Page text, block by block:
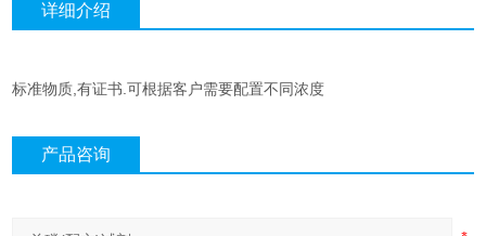
详细介绍
标准物质,有证书.可根据客户需要配置不同浓度
产品咨询